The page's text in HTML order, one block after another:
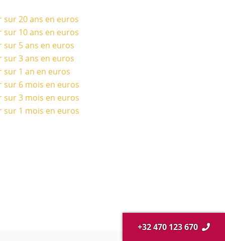
sur 20 ans en euros
sur 10 ans en euros
sur 5 ans en euros
sur 3 ans en euros
sur 1 an en euros
sur 6 mois en euros
sur 3 mois en euros
sur 1 mois en euros
+32 470 123 670